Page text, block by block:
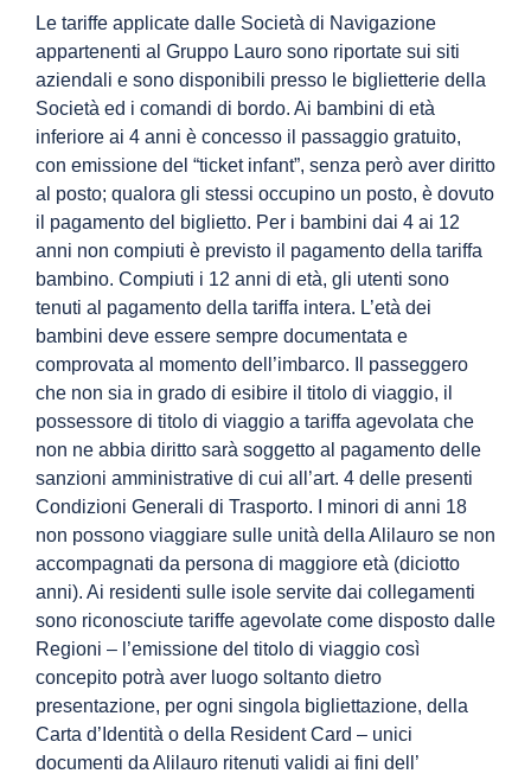
Le tariffe applicate dalle Società di Navigazione
appartenenti al Gruppo Lauro sono riportate sui siti
aziendali e sono disponibili presso le biglietterie della
Società ed i comandi di bordo. Ai bambini di età
inferiore ai 4 anni è concesso il passaggio gratuito,
con emissione del “ticket infant”, senza però aver diritto
al posto; qualora gli stessi occupino un posto, è dovuto
il pagamento del biglietto. Per i bambini dai 4 ai 12
anni non compiuti è previsto il pagamento della tariffa
bambino. Compiuti i 12 anni di età, gli utenti sono
tenuti al pagamento della tariffa intera. L’età dei
bambini deve essere sempre documentata e
comprovata al momento dell’imbarco. Il passeggero
che non sia in grado di esibire il titolo di viaggio, il
possessore di titolo di viaggio a tariffa agevolata che
non ne abbia diritto sarà soggetto al pagamento delle
sanzioni amministrative di cui all’art. 4 delle presenti
Condizioni Generali di Trasporto. I minori di anni 18
non possono viaggiare sulle unità della Alilauro se non
accompagnati da persona di maggiore età (diciotto
anni). Ai residenti sulle isole servite dai collegamenti
sono riconosciute tariffe agevolate come disposto dalle
Regioni – l’emissione del titolo di viaggio così
concepito potrà aver luogo soltanto dietro
presentazione, per ogni singola bigliettazione, della
Carta d’Identità o della Resident Card – unici
documenti da Alilauro ritenuti validi ai fini dell’